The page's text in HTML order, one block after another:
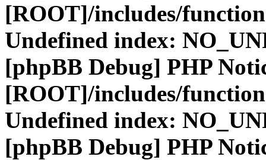
[ROOT]/includes/
Undefined index:
[phpBB Debug] PHP
[ROOT]/includes/
Undefined index:
[phpBB Debug] PHP